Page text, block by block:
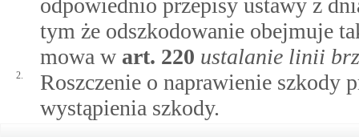
odpowiednio przepisy ustawy z
tym że odszkodowanie obejmuje
mowa w art. 220 ustalanie linii
2.
Roszczenie o naprawienie szkody
wystąpienia szkody.